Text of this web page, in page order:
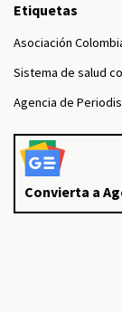
Etiquetas
Asociación
Sistema de salud
Agencia de
Convierta a